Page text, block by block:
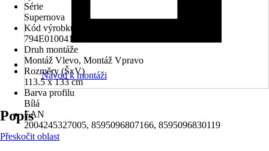
Série
Supernova
Kód výrobku
794E010041
Druh montáže
Montáž Vlevo, Montáž Vpravo
Rozměry (ŠxV)
113.5 x 133 cm
Barva profilu
Bílá
EAN
2004245327005, 8595096807166, 8595096830119
Návod k montáži
Popis
Přeskočit oblast